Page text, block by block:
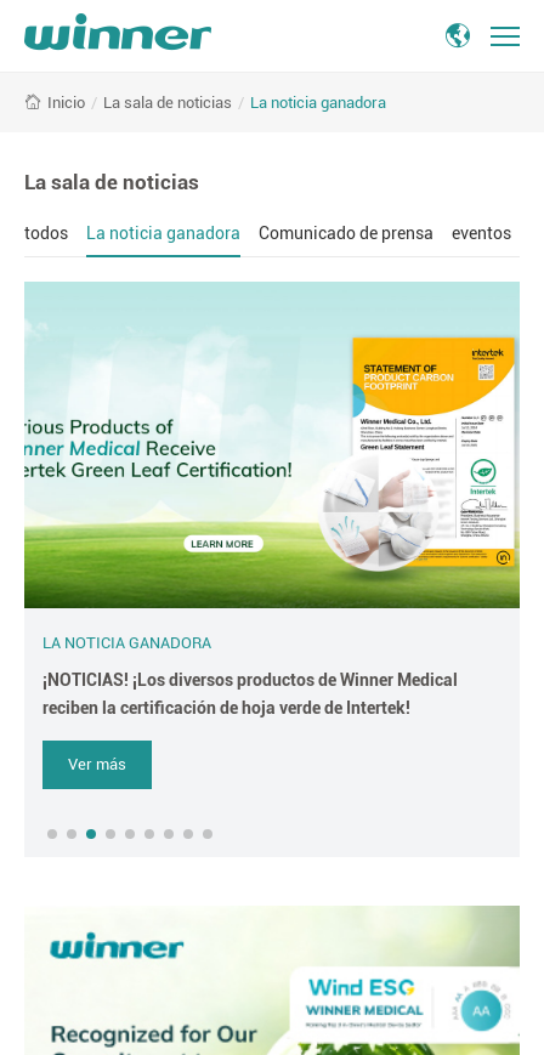
noticia
Winner
Inicio / La sala de noticias / La noticia ganadora
La sala de noticias
todos La noticia ganadora Comunicado de prensa eventos
LA NOTICIA GANADORA
¡NOTICIAS! ¡Los diversos productos de Winner Medical
reciben la certificación de hoja verde de Intertek!
Ver más